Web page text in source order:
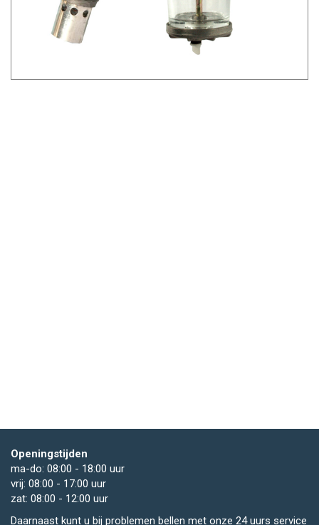
Openingstijden
ma-do: 08:00 - 18:00 uur
vrij: 08:00 - 17:00 uur
zat: 08:00 - 12:00 uur
Daarnaast kunt u bij problemen bellen met onze 24 uurs service